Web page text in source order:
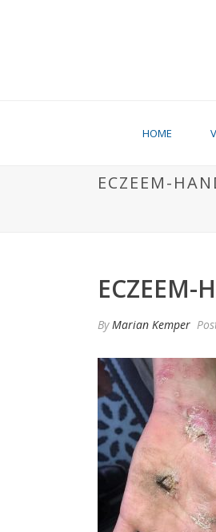
HOME
ECZEEM-
ECZEEM-
ByMarian Kemper